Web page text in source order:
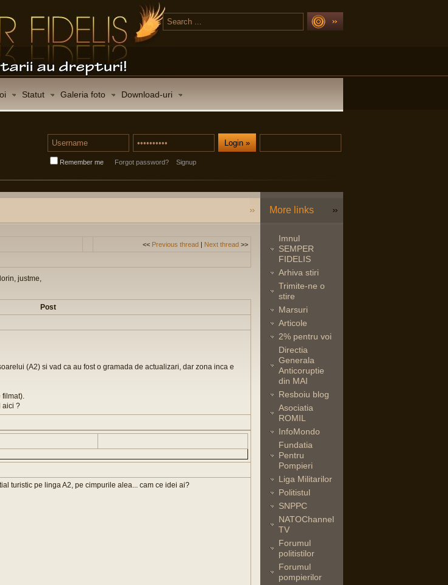
Statut Galeria foto Download-uri
Remember me Forgot password? Signup
<< Previous thread | Next thread >>
justme,
Post
(A2) si vad ca au fost o gramada de actualizari, dar zona inca e
filmat).
aici ?
turistic pe linga A2, pe cimpurile alea... cam ce idei ai?
More links
Imnul
SEMPER
FIDELIS
Arhiva stiri
Trimite-ne o
stire
Marsuri
Articole
2% pentru voi
Directia
Generala
Anticoruptie
din MAI
Resboiu blog
Asociatia
ROMIL
InfoMondo
Fundatia
Pentru
Pompieri
Liga Militarilor
Politistul
SNPPC
NATOChannel
TV
Forumul
politistilor
Forumul
pompierilor